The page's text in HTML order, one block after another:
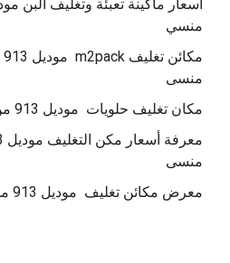
منسي
منسى
مكان تغليف حلويات موديل 913 من شركة المهندس منسى
منسى
معرض مكائن تغليف موديل 913 من شركة المهندس منسى